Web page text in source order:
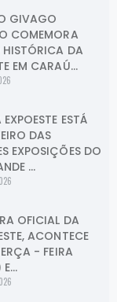
GIVAGO
COMEMORA
DA
EM CARAÚ...
ESTÁ
DAS
EXPOSIÇÕES DO
...
OFICIAL DA
ACONTECE
- FEIRA